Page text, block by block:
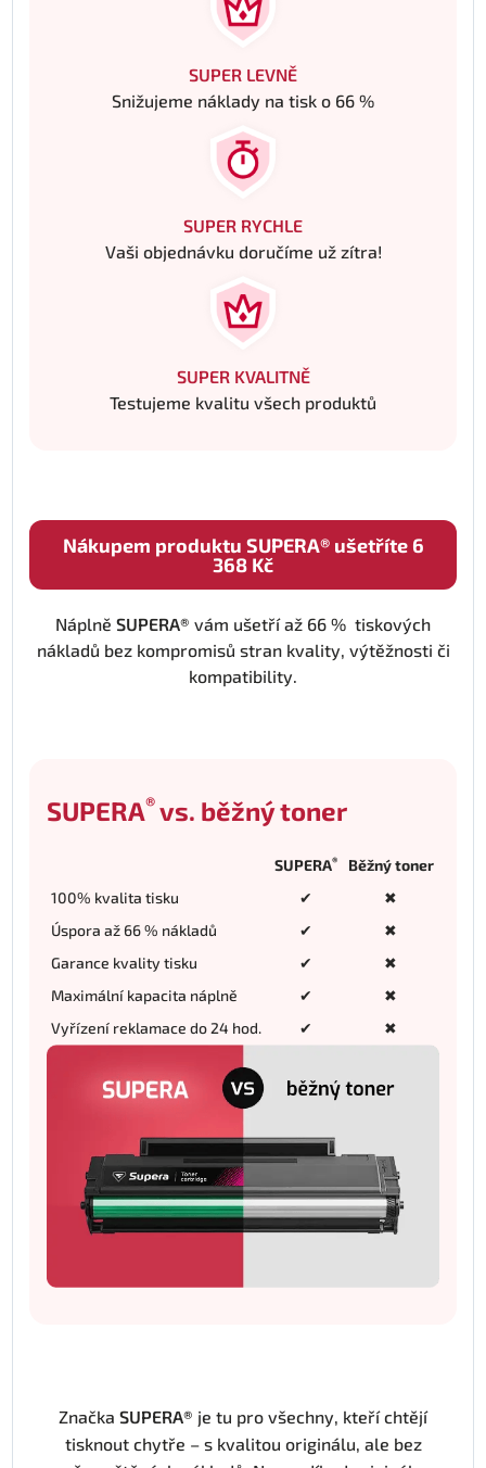
SUPER LEVNĚ
Snižujeme náklady na tisk o 66 %
SUPER RYCHLE
Vaši objednávku doručíme už zítra!
SUPER KVALITNĚ
Testujeme kvalitu všech produktů
Nákupem produktu SUPERA® ušetříte 6
368 Kč
Náplně SUPERA® vám ušetří až 66 % tiskových
nákladů bez kompromisů stran kvality, výtěžnosti či
kompatibility.
SUPERA®vs. běžný toner
SUPERA®
Běžný toner
100% kvalita tisku
✔
✖
Úspora až 66 % nákladů
✔
✖
Garance kvality tisku
✔
✖
Maximální kapacita náplně
✔
✖
Vyřízení reklamace do 24 hod.
✔ ✖
Značka SUPERA® je tu pro všechny, kteří chtějí
tisknout chytře – s kvalitou originálu, ale bez